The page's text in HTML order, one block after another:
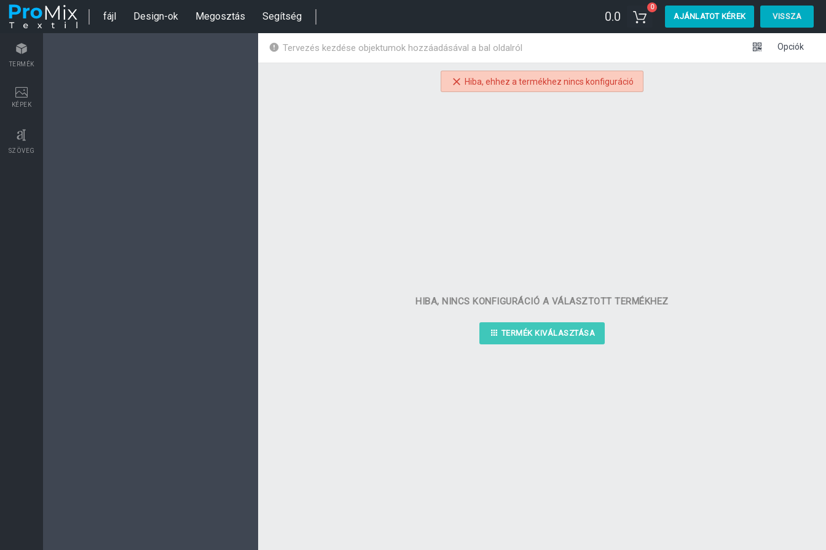
fájl Design-ok Megosztás Segítség 0.0
0
AJÁNLATOT KÉREK VISSZA
TERMÉK
KÉPEK
SZÖVEG
Tervezés kezdése objektumok hozzáadásával a bal oldalról Opciók
HIBA, NINCS KONFIGURÁCIÓ A VÁLASZTOTT TERMÉKHEZ
TERMÉK KIVÁLASZTÁSA
Hiba, ehhez a termékhez nincs konfiguráció